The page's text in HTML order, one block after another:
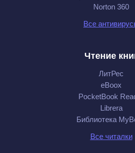
Norton 360
Все
Чтение
ЛитРес
eBoox
PocketBook
Librera
Библиотека
Все читалки